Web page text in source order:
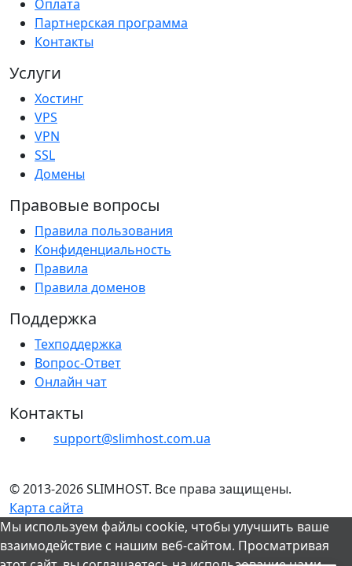
Оплата
Партнерская программа
Контакты
Услуги
Хостинг
VPS
VPN
SSL
Домены
Правовые вопросы
Правила пользования
Конфиденциальность
Правила
Правила доменов
Поддержка
Техподдержка
Вопрос-Ответ
Онлайн чат
Контакты
support@slimhost.com.ua
© 2013-2026 SLIMHOST. Все права защищены.
Карта сайта
Мы используем файлы cookie, чтобы улучшить ваше
взаимодействие с нашим веб-сайтом. Просматривая